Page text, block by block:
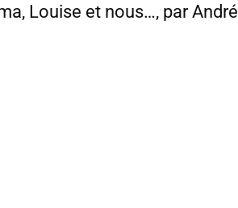
Louise et nous…, par André